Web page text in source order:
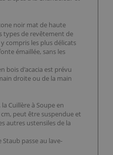
noir mat de haute
types de revêtement de
compris les plus délicats
émaillée, sans les
bois d'acacia est prévu
droite ou de la main
Cuillère à Soupe en
peut être suspendue et
autres ustensiles de la
passe au lave-